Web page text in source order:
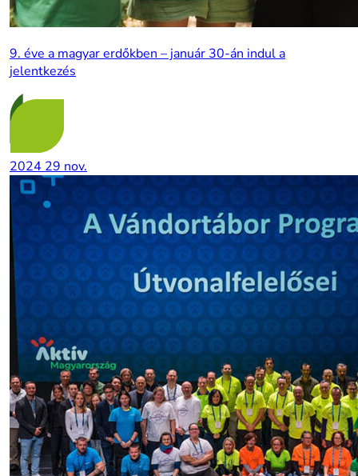
9. éve a magyar erdőkben – január 30-án indul a
jelentkezés
2024 29 nov.